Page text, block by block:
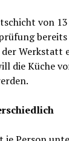
von
Werkstatt
die Küche